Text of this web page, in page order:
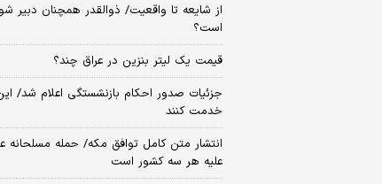
از شایعه تا واقعیت/ ذوالقدر همچنان دبیر
است؟
قیمت یک لیتر بنزین در عراق چند؟
خدمت کنند
انتشار متن کامل توافق مکه/ حمله مسلحانه
علیه هر سه کشور است